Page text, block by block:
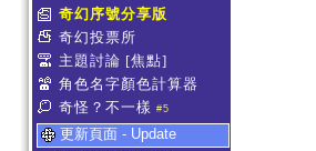
奇幻序號分享版
奇幻投票所
主題討論 [焦點]
角色名字顏色計算器
奇怪？不一樣 #5
更新頁面 - Update